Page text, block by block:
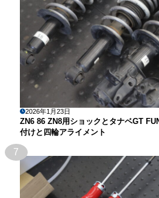
2026年1月23日
ZN6 86 ZN8用ショックとタナベGT
付けと四輪アライメント
7